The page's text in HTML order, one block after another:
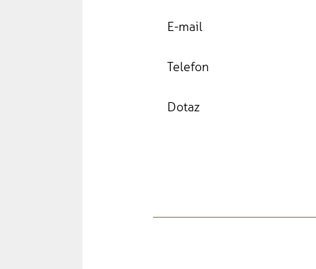
E-mail
Telefon
Dotaz